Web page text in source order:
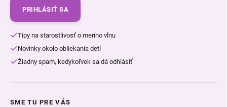
PRIHLÁSIŤ SA
Tipy na starostlivosť o merino vlnu
Novinky okolo obliekania detí
Žiadny spam, kedykoľvek sa dá odhlásiť
SME TU PRE VÁS